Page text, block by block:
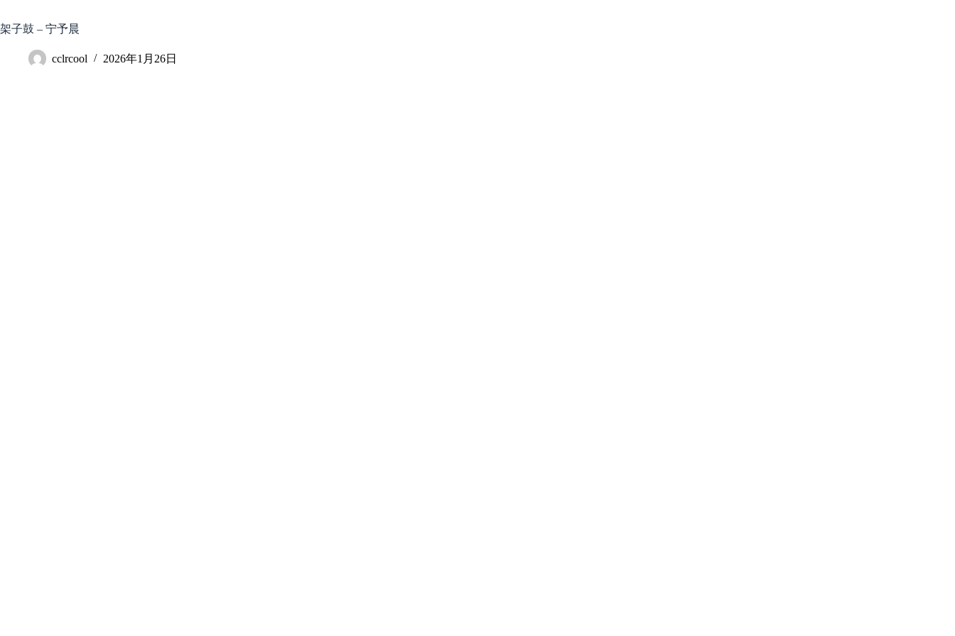
至
内
架子鼓 – 宁予晨
cclrcool 2026年1月26日